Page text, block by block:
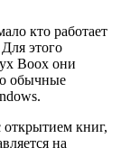
кто работает
этого
Boox они
обычные
открытием книг,
на